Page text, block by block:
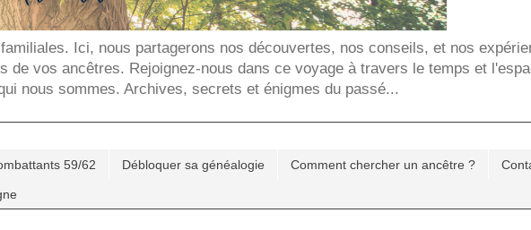
Ici, nous partagerons nos découvertes, nos conseils, et nos
vos ancêtres. Rejoignez-nous dans ce voyage à travers le temps et
nous sommes. Archives, secrets et énigmes du passé...
59/62 Débloquer sa généalogie Comment chercher un ancêtre ?